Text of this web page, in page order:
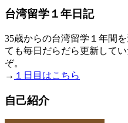
台湾留学１年日記
35歳からの台湾留学１年間
ても毎日だらだら更新して
ぞ。
→ １日目はこちら
自己紹介